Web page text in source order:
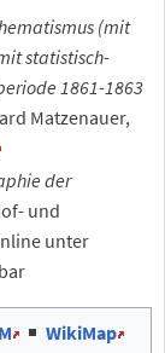
(mit
statistisch-
1861-1863
Matzenauer,
der
und
unter
|WikiMap